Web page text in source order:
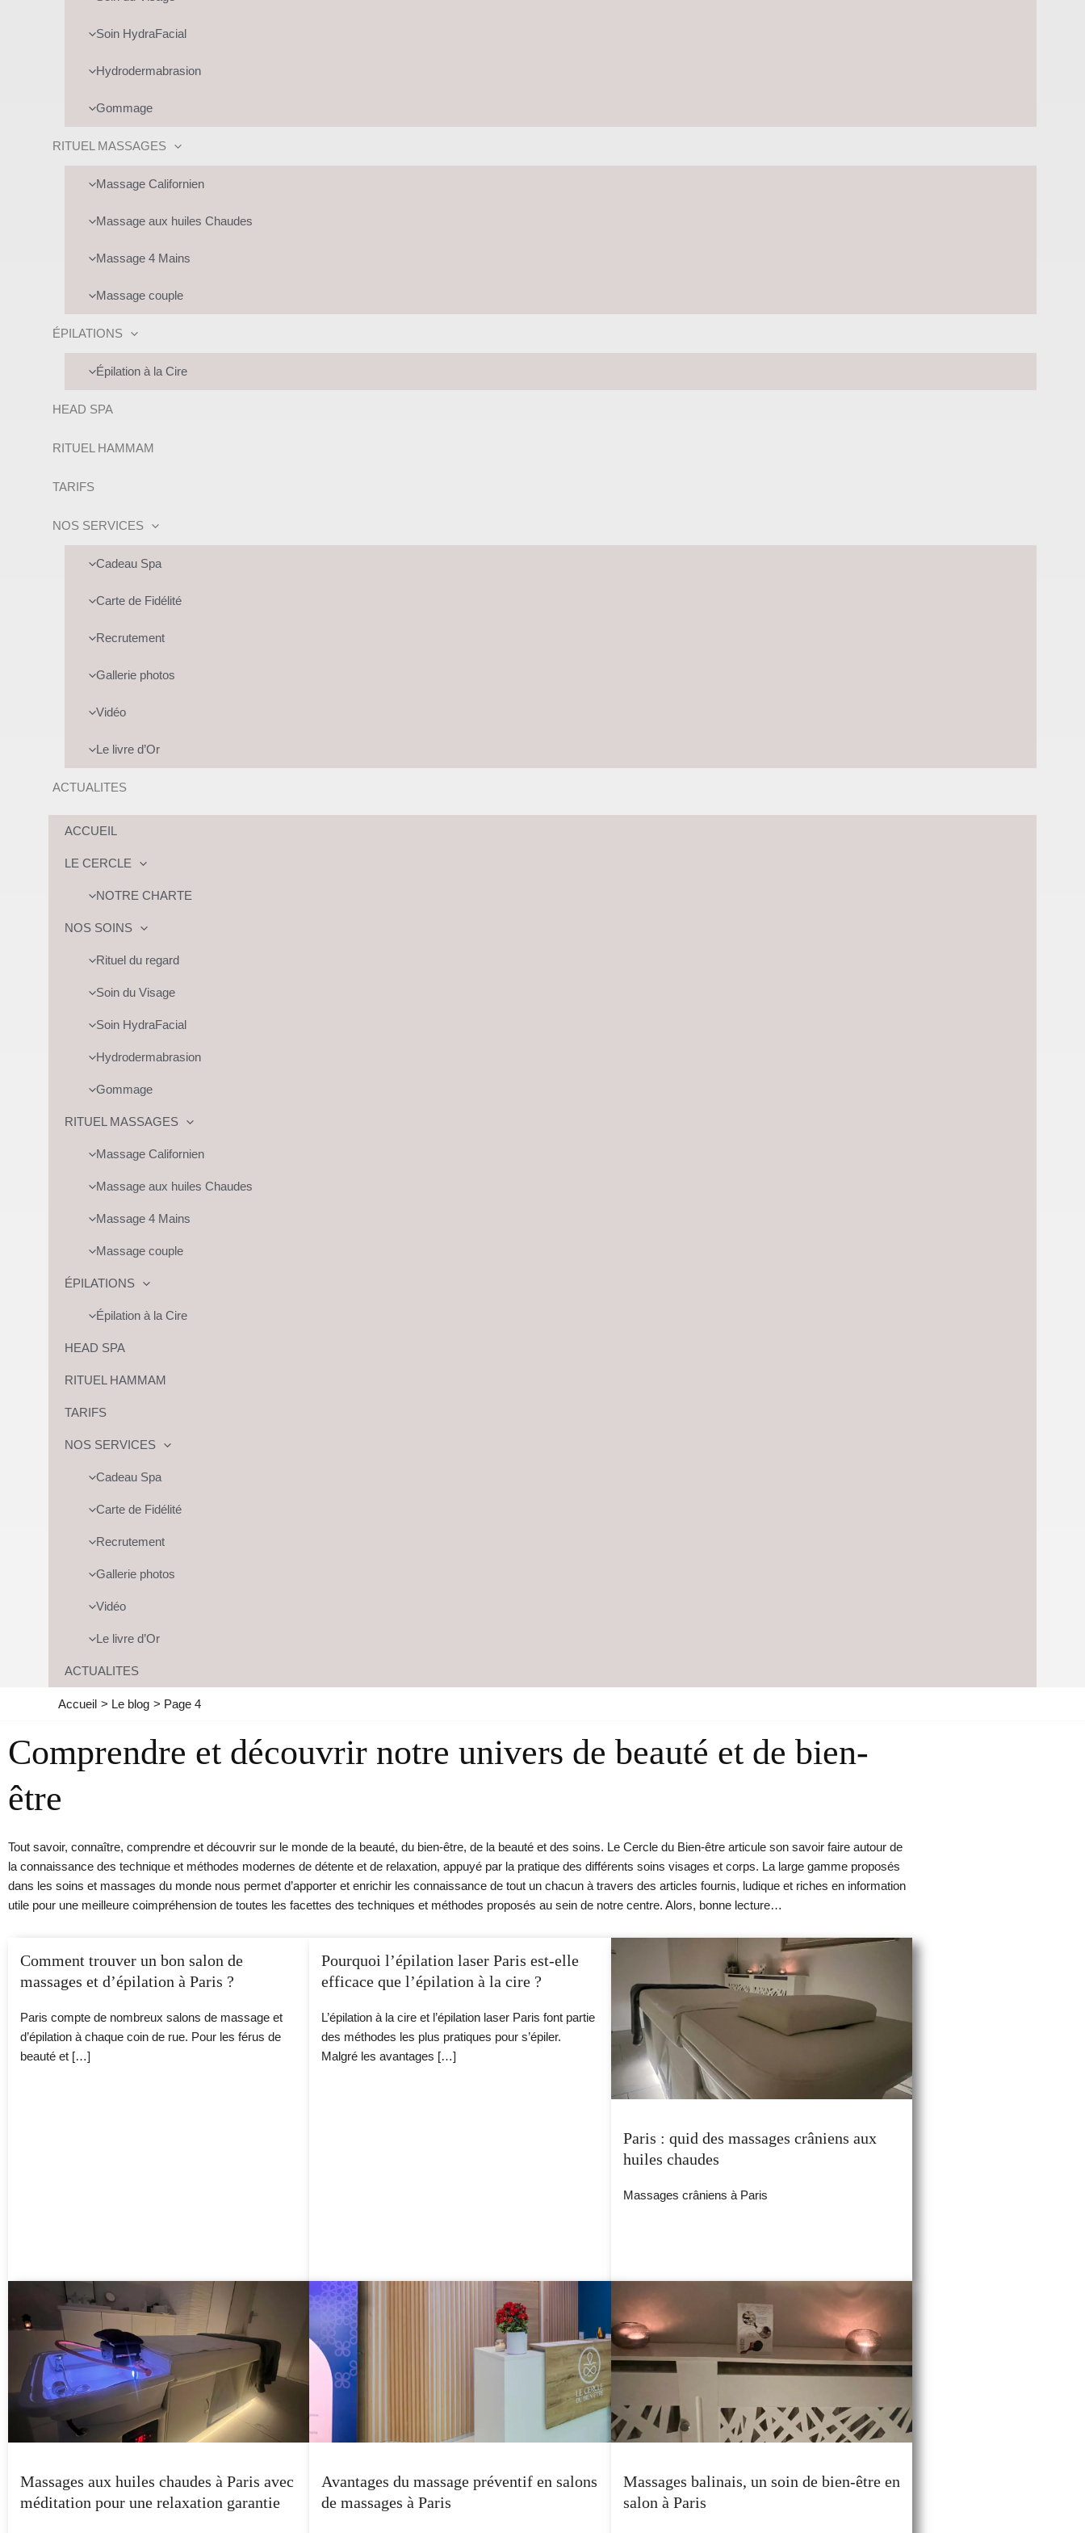
Soin HydraFacial
Hydrodermabrasion
Gommage
RITUEL MASSAGES
Massage Californien
Massage aux huiles Chaudes
Massage 4 Mains
Massage couple
ÉPILATIONS
Épilation à la Cire
HEAD SPA
RITUEL HAMMAM
TARIFS
NOS SERVICES
Cadeau Spa
Carte de Fidélité
Recrutement
Gallerie photos
Vidéo
Le livre d’Or
ACTUALITES
ACCUEIL
LE CERCLE
NOTRE CHARTE
NOS SOINS
Rituel du regard
Soin du Visage
Soin HydraFacial
Hydrodermabrasion
Gommage
RITUEL MASSAGES
Massage Californien
Massage aux huiles Chaudes
Massage 4 Mains
Massage couple
ÉPILATIONS
Épilation à la Cire
HEAD SPA
RITUEL HAMMAM
TARIFS
NOS SERVICES
Cadeau Spa
Carte de Fidélité
Recrutement
Gallerie photos
Vidéo
Le livre d’Or
ACTUALITES
Accueil Le blog Page 4
Comprendre et découvrir notre univers de beauté et de bien-
être
Tout savoir, connaître, comprendre et découvrir sur le monde de la beauté, du bien-être, de la beauté et des soins. Le Cercle du Bien-être articule son savoir faire autour de
la connaissance des technique et méthodes modernes de détente et de relaxation, appuyé par la pratique des différents soins visages et corps. La large gamme proposés
dans les soins et massages du monde nous permet d’apporter et enrichir les connaissance de tout un chacun à travers des articles fournis, ludique et riches en information
utile pour une meilleure coimpréhension de toutes les facettes des techniques et méthodes proposés au sein de notre centre. Alors, bonne lecture…
Comment trouver un bon salon de
massages et d’épilation à Paris ?
Paris compte de nombreux salons de massage et
d’épilation à chaque coin de rue. Pour les férus de
beauté et […]
Pourquoi l’épilation laser Paris est-elle
efficace que l’épilation à la cire ?
L’épilation à la cire et l’épilation laser Paris font partie
des méthodes les plus pratiques pour s’épiler.
Malgré les avantages […]
Paris : quid des massages crâniens aux
huiles chaudes
Massages crâniens à Paris
Massages aux huiles chaudes à Paris avec
méditation pour une relaxation garantie
Avantages du massage préventif en salons
de massages à Paris
Massages balinais, un soin de bien-être en
salon à Paris
PagePage PagePagePagePagePagePage PagePage PagePage Page PagePage Page